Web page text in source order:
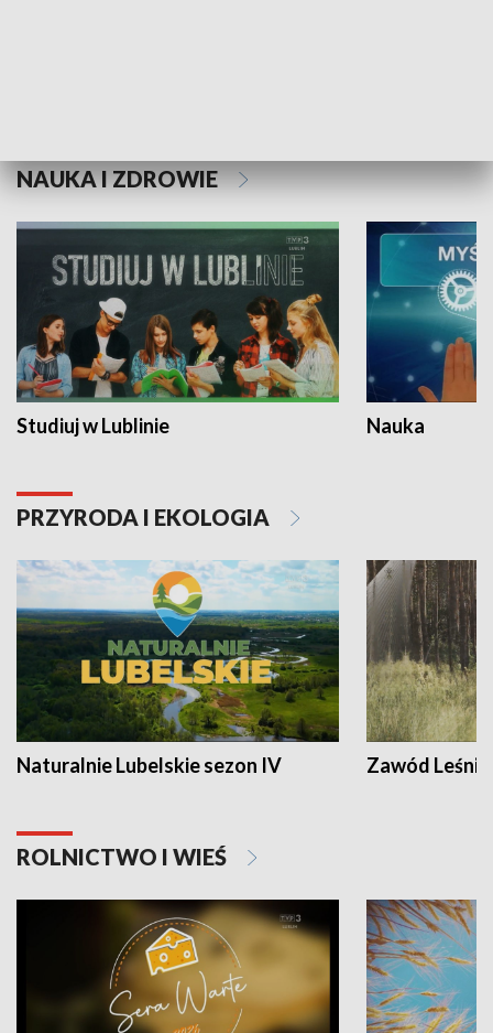
NAUKA I ZDROWIE
Studiuj w Lublinie Nauka
PRZYRODA I EKOLOGIA
Naturalnie Lubelskie sezon IV Zawód Leśnik
ROLNICTWO I WIEŚ